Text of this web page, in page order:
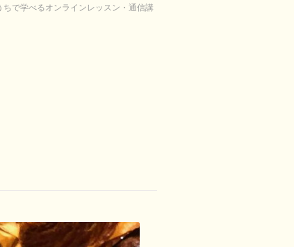
で学べるオンラインレッスン・通信講